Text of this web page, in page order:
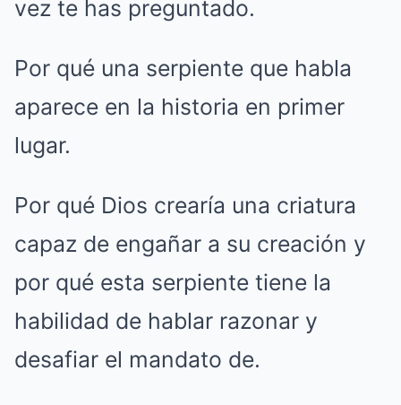
vez te has preguntado.
Por qué una serpiente que habla
aparece en la historia en primer
lugar.
Por qué Dios crearía una criatura
capaz de engañar a su creación y
por qué esta serpiente tiene la
habilidad de hablar razonar y
desafiar el mandato de.